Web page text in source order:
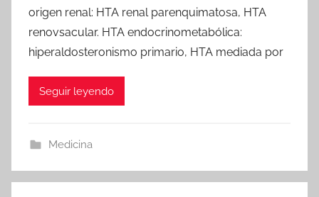
origen renal: HTA renal parenquimatosa, HTA
renovsacular. HTA endocrinometabólica:
hiperaldosteronismo primario, HTA mediada por
Seguir leyendo
Medicina